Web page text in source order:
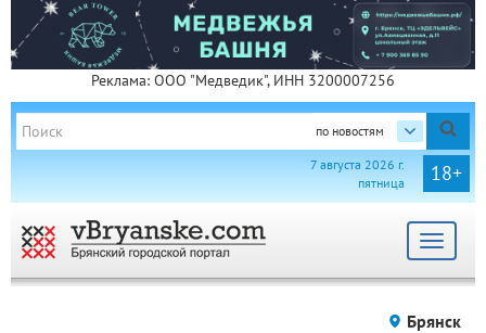
Реклама: ООО "Медведик", ИНН 3200007256
по новостям
18+
7 августа 2026 г.
пятница
Toggle
Брянск